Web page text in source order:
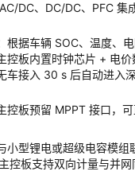
DC、DC/DC、PFC
根据车辆 SOC、温度、
控板内置时钟芯片 + 电
车接入 30 s 后自动进入
控板预留 MPPT 接口，
小型锂电或超级电容模
控板支持双向计量与并